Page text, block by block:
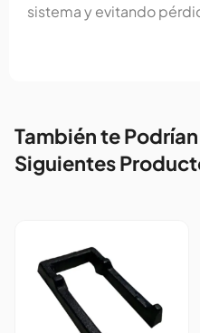
sistema y evitando
También te
Siguientes